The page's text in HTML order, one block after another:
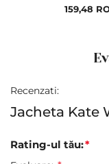
Pret
159,48
Recenzati:
Jacheta Kate
Rating-ul tău: